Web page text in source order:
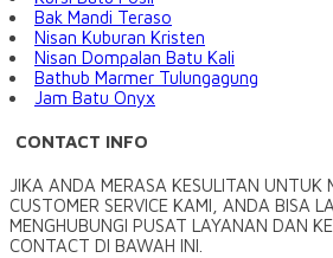
Bak Mandi Teraso
Nisan Kuburan Kristen
Nisan Dompalan Batu Kali
Bathub Marmer Tulungagung
Jam Batu Onyx
CONTACT INFO
JIKA ANDA MERASA KESULITAN UNTUK
CUSTOMER SERVICE KAMI, ANDA BISA
MENGHUBUNGI PUSAT LAYANAN DAN
CONTACT DI BAWAH INI.